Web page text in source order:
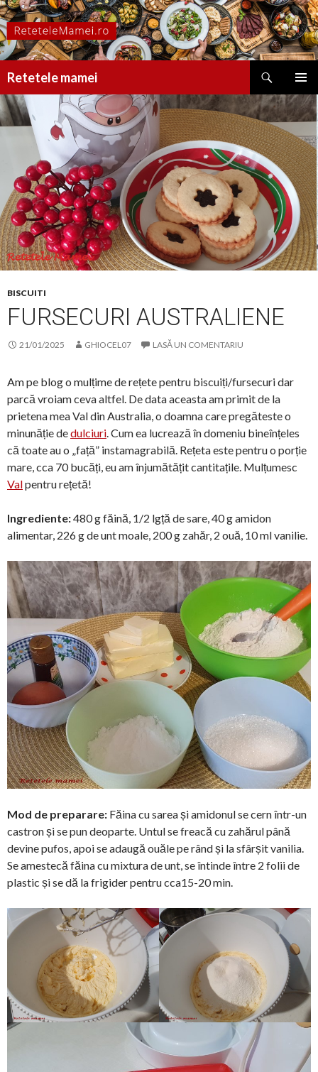
Retetele mamei
MENIU
LA
CONȚINUT
BISCUITI
FURSECURI AUSTRALIENE
21/01/2025 GHIOCEL07 LASĂ UN COMENTARIU
Am pe blog o mulțime de rețete pentru biscuiți/fursecuri dar
parcă vroiam ceva altfel. De data aceasta am primit de la
prietena mea Val din Australia, o doamna care pregăteste o
minunăție dedulciuri. Cum ea lucrează în domeniu bineînțeles
că toate au o „față” instamagrabilă. Rețeta este pentru o porție
mare, cca 70 bucăți, eu am înjumătățit cantitațile. Mulțumesc
Valpentru rețetă!
Ingrediente:480 g făină, 1/2 lgță de sare, 40 g amidon
alimentar, 226 g de unt moale, 200 g zahăr, 2 ouă, 10 ml vanilie.
Mod de preparare: Făina cu sarea și amidonul se cern într-un
castron și se pun deoparte. Untul se freacă cu zahărul până
devine pufos, apoi se adaugă ouăle pe rând și la sfârșit vanilia.
Se amestecă făina cu mixtura de unt, se întinde între 2 folii de
plastic și se dă la frigider pentru cca15-20 min.